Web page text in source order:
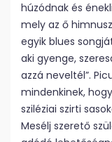
húzódnak és
mely az ő
egyik blues
aki gyenge,
azzá neveltél”.
mindenkinek,
sziléziai szirti
Mesélj szerető